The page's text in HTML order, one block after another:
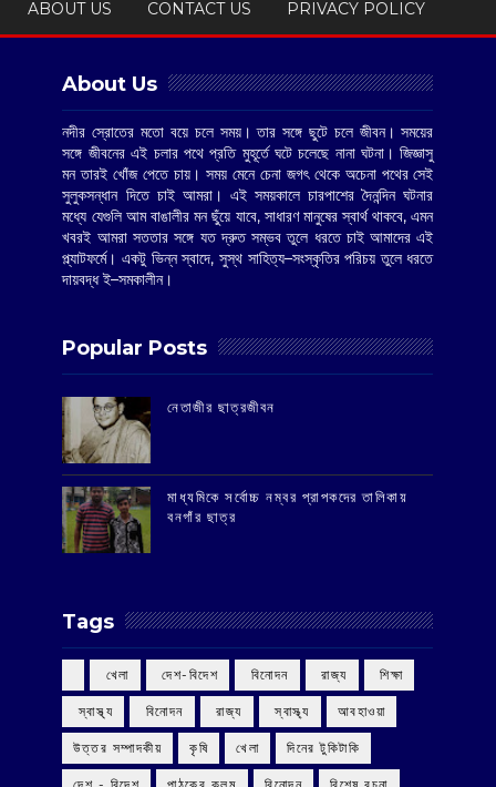
ABOUT US CONTACT US PRIVACY POLICY
About Us
নদীর স্রোতের মতো বয়ে চলে সময়। তার সঙ্গে ছুটে চলে জীবন। সময়ের
সঙ্গে জীবনের এই চলার পথে প্রতি মুহূর্তে ঘটে চলেছে নানা ঘটনা। জিজ্ঞাসু
মন তারই খোঁজ পেতে চায়। সময় মেনে চেনা জগৎ থেকে অচেনা পথের সেই
সুলুকসন্ধান দিতে চাই আমরা। এই সময়কালে চারপাশের দৈনন্দিন ঘটনার
মধ্যে যেগুলি আম বাঙালীর মন ছুঁয়ে যাবে, সাধারণ মানুষের স্বার্থ থাকবে, এমন
খবরই আমরা সততার সঙ্গে যত দ্রুত সম্ভব তুলে ধরতে চাই আমাদের এই
প্ল্যাটফর্মে। একটু ভিন্ন স্বাদে, সুস্থ সাহিত্য–সংস্কৃতির পরিচয় তুলে ধরতে
দায়বদ্ধ ই–সমকালীন।
Popular Posts
‌নেতাজীর ছাত্রজীবন
মাধ্যমিকে সর্বোচ্চ নম্বর প্রাপকদের তালিকায়
বনগাঁর ছাত্র
Tags
‌ খেলা ‌ দেশ-বিদেশ ‌ বিনোদন ‌ রাজ্য ‌ শিক্ষা
‌ স্বাস্থ্য ‌ বিনোদন ‌ রাজ্য ‌ স্বাস্থ্য আবহাওয়া
উত্তর সম্পাদকীয় কৃষি খেলা দিনের টুকিটাকি